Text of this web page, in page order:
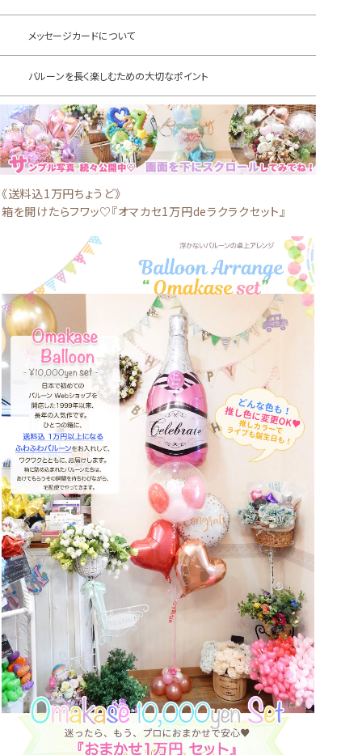
メッセージカードについて
バルーンを長く楽しむための大切なポイント
《送料込1万円ちょうど》
箱を開けたらフワッ♡『オマカセ1万円deラクラクセット』